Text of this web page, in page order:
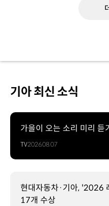
기아 최신 소식
가을이 오는 소리 미리 듣
TV2026.08.07
현대자동차·기아, '2026
17개 수상